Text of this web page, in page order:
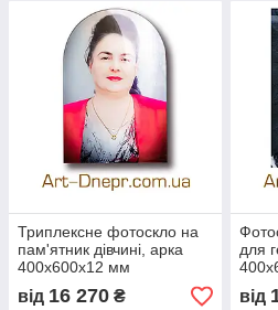
Триплексне фотоскло на
пам'ятник дівчині, арка
400х600х12 мм
від 16 270 ₴
для
від